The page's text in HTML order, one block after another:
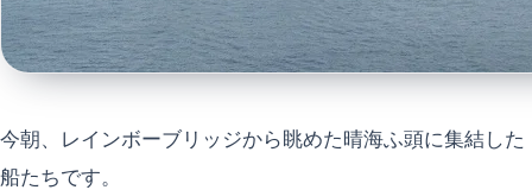
今朝、レインボーブリッジから眺めた晴海ふ頭に集結した
船たちです。